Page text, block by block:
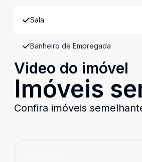
Sala
Banheiro de Empregada
Video do imóvel
Imóveis
Confira imóveis